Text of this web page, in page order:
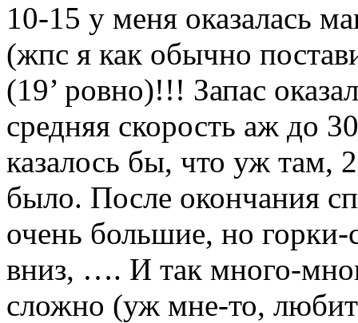
10-15 у меня оказалась
(жпс я как обычно
(19’ ровно)!!! Запас
средняя скорость аж до
казалось бы, что уж там,
было. После окончания
очень большие, но горки-
вниз, …. И так много-
сложно (уж мне-то,